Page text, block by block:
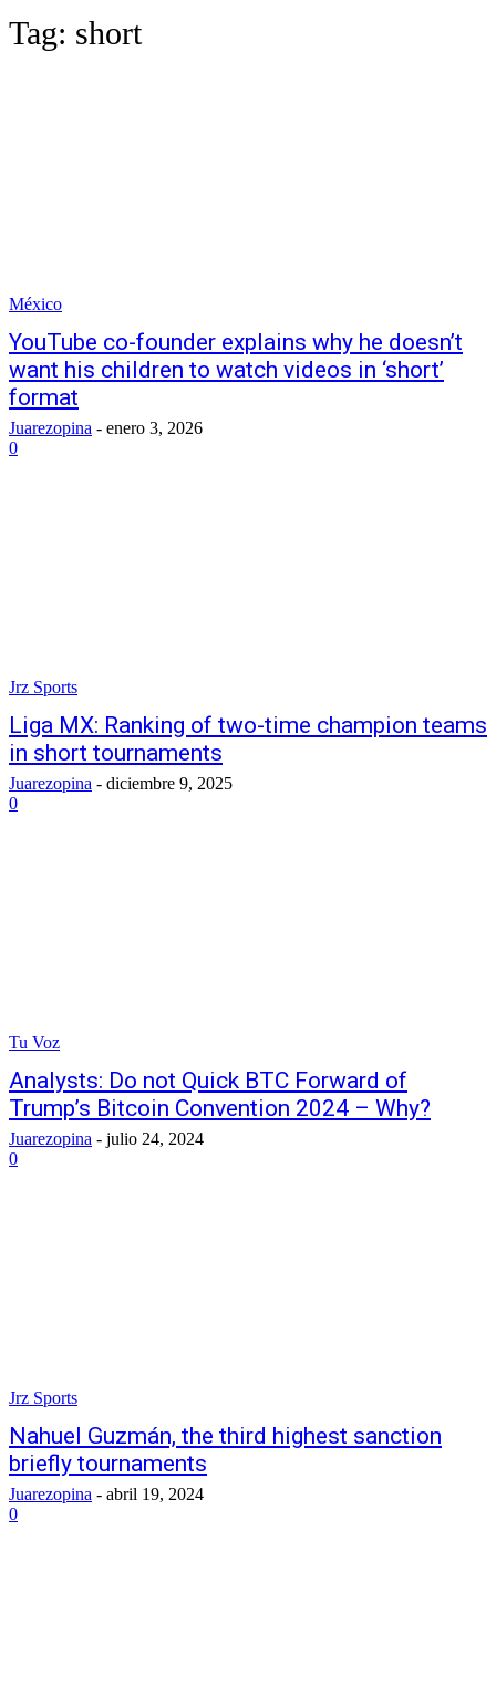
Tag: short
México
YouTube co-founder explains why he doesn’t
want his children to watch videos in ‘short’
format
Juarezopina - enero 3, 2026
0
Jrz Sports
Liga MX: Ranking of two-time champion teams
in short tournaments
Juarezopina - diciembre 9, 2025
0
Tu Voz
Analysts: Do not Quick BTC Forward of
Trump’s Bitcoin Convention 2024 – Why?
Juarezopina - julio 24, 2024
0
Jrz Sports
Nahuel Guzmán, the third highest sanction
briefly tournaments
Juarezopina - abril 19, 2024
0